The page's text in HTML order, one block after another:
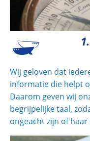
Wij geloven dat
informatie die helpt
Daarom geven wij
begrijpelijke taal,
ongeacht zijn of